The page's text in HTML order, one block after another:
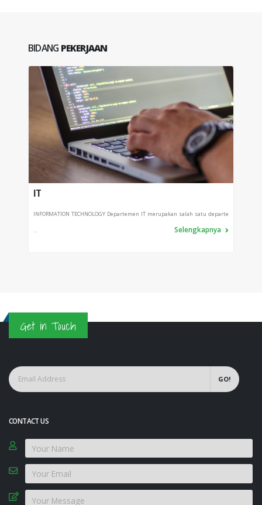
BIDANG PEKERJAAN
IT
INFORMATION TECHNOLOGY Departemen IT merupakan salah satu departe
... Selengkapnya
Get in Touch
GO!
CONTACT US